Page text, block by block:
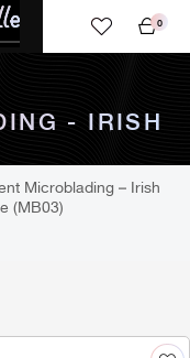
panier
0
- IRISH
Microblading – Irish
(MB03)